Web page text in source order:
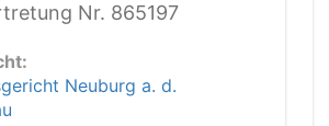
Nr. 865197
Neuburg a. d.